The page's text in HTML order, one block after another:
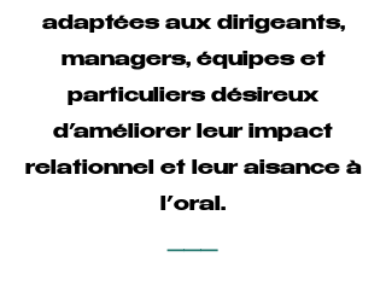
adaptées aux dirigeants,
managers, équipes et
particuliers désireux
d’améliorer leur impact
relationnel et leur aisance à
l’oral.
⸻